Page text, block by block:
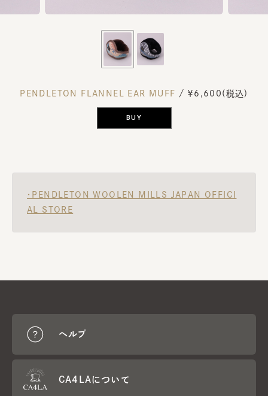
PENDLETON FLANNEL EAR MUFF / ￥6,600(税込)
BUY
・PENDLETON WOOLEN MILLS JAPAN OFFICI
AL STORE
ヘルプ
CA4LAについて